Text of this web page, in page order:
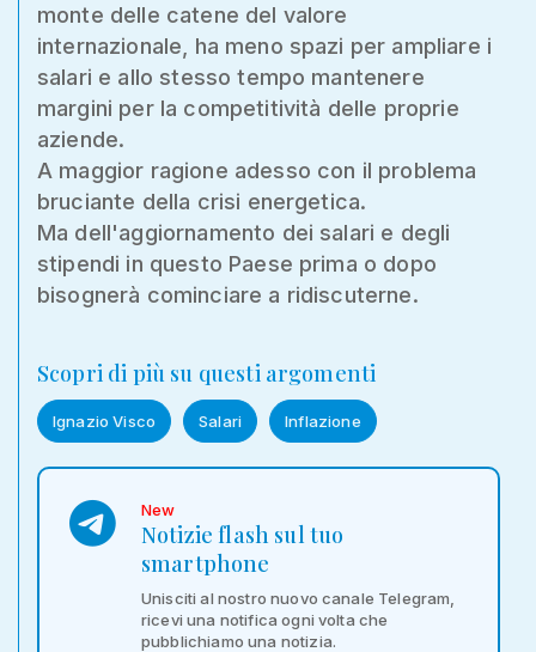
monte delle catene del valore
internazionale, ha meno spazi per ampliare i
salari e allo stesso tempo mantenere
margini per la competitività delle proprie
aziende.
A maggior ragione adesso con il problema
bruciante della crisi energetica.
Ma dell'aggiornamento dei salari e degli
stipendi in questo Paese prima o dopo
bisognerà cominciare a ridiscuterne.
Scopri di più su questi argomenti
Ignazio Visco Salari Inflazione
New
Notizie flash sul tuo
smartphone
Unisciti al nostro nuovo canale Telegram,
ricevi una notifica ogni volta che
pubblichiamo una notizia.